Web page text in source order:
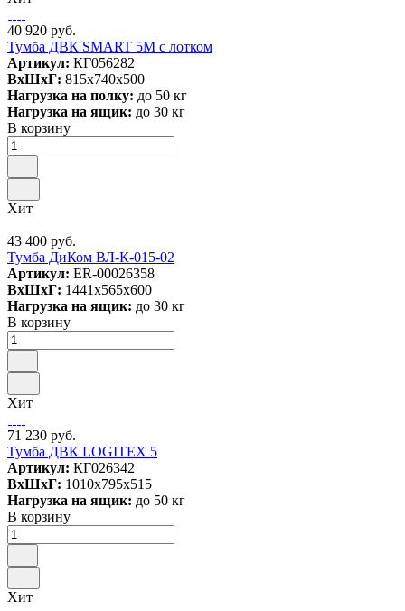
40 920 руб.
Тумба ДВК SMART 5М с лотком
Артикул: КГ056282
ВxШxГ: 815x740x500
Нагрузка на полку: до 50 кг
Нагрузка на ящик: до 30 кг
В корзину
Хит
43 400 руб.
Тумба ДиКом ВЛ-К-015-02
Артикул: ER-00026358
ВxШxГ: 1441x565x600
Нагрузка на ящик: до 30 кг
В корзину
Хит
71 230 руб.
Тумба ДВК LOGITEX 5
Артикул: КГ026342
ВxШxГ: 1010x795x515
Нагрузка на ящик: до 50 кг
В корзину
Хит